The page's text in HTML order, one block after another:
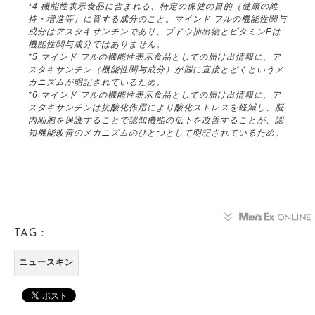
*4 機能性表示食品に含まれる、特定の保健の目的（健康の維
持・増進等）に資する成分のこと。マインド フルの機能性関与
成分はアスタキサンチンであり、ブドウ抽出物とビタミンEは
機能性関与成分ではありません。
*5 マインド フルの機能性表示食品としての届け出情報に、ア
スタキサンチン（機能性関与成分）が脳に直接とどくというメ
カニズムが明記されているため。
*6 マインド フルの機能性表示食品としての届け出情報に、ア
スタキサンチンは抗酸化作用により酸化ストレスを軽減し、脳
内細胞を保護することで認知機能の低下を改善することが、認
知機能改善のメカニズムのひとつとして明記されているため。
TAG：
ニュースキン